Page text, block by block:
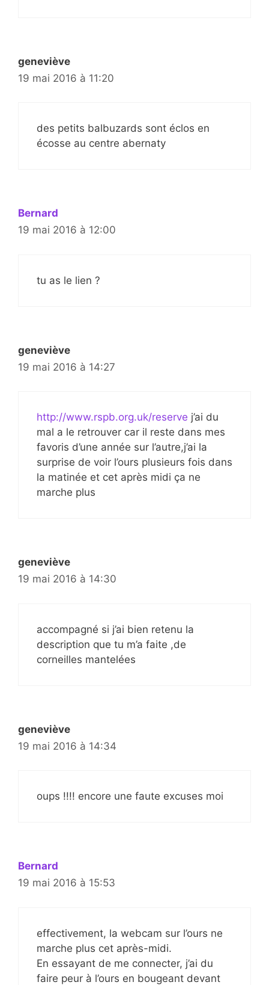
geneviève
19 mai 2016 à 11:20
des petits balbuzards sont éclos en
écosse au centre abernaty
Bernard
19 mai 2016 à 12:00
tu as le lien ?
geneviève
19 mai 2016 à 14:27
http://www.rspb.org.uk/reserve j’ai du
mal a le retrouver car il reste dans mes
favoris d’une année sur l’autre,j’ai la
surprise de voir l’ours plusieurs fois dans
la matinée et cet après midi ça ne
marche plus
geneviève
19 mai 2016 à 14:30
accompagné si j’ai bien retenu la
description que tu m’a faite ,de
corneilles mantelées
geneviève
19 mai 2016 à 14:34
oups !!!! encore une faute excuses moi
Bernard
19 mai 2016 à 15:53
effectivement, la webcam sur l’ours ne
marche plus cet après-midi.
En essayant de me connecter, j’ai du
faire peur à l’ours en bougeant devant